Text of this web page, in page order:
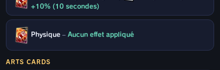
+10% (10 secondes)
Physique – Aucun effet appliqué
ARTS CARDS